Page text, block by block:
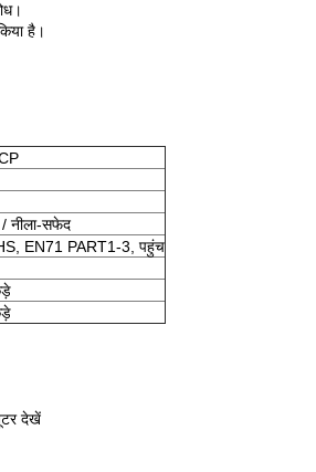
है।
/ नीला-सफेद
EN71 PART1-3, पहुंच
देखें